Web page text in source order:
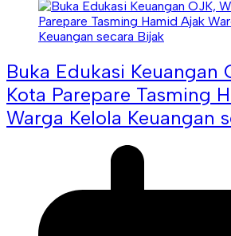
Buka Edukasi Keuangan
Kota Parepare Tasming
Warga Kelola Keuangan